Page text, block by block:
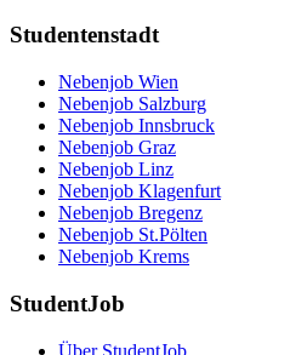
Studentenstadt
Nebenjob Wien
Nebenjob Salzburg
Nebenjob Innsbruck
Nebenjob Graz
Nebenjob Linz
Nebenjob Klagenfurt
Nebenjob Bregenz
Nebenjob St.Pölten
Nebenjob Krems
StudentJob
Über StudentJob